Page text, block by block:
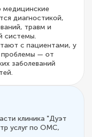
медицинские
диагностикой,
травм и
системы.
с пациентами, у
проблемы — от
заболеваний
клиника "Дуэт
услуг по ОМС,